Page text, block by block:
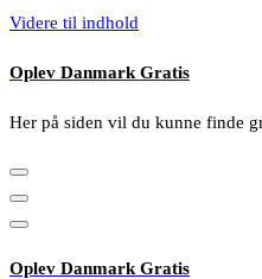
Videre til indhold
Oplev Danmark Gratis
Her på siden vil du kunne finde
Oplev Danmark Gratis